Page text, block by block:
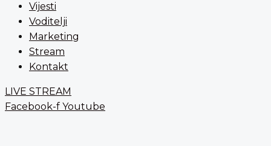
Vijesti
Voditelji
Marketing
Stream
Kontakt
LIVE STREAM
Facebook-f Youtube